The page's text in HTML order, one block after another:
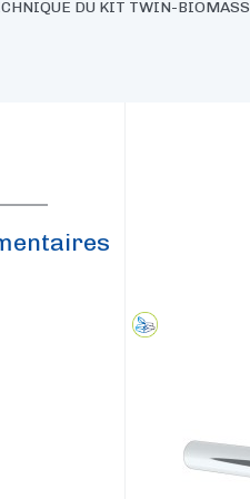
DU KIT TWIN-BIOMASS